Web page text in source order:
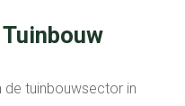
tuinbouwsector in